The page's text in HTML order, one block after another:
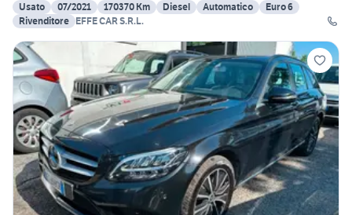
Usato
07/2021 170370 Km Diesel Automatico
Euro 6
Rivenditore EFFE CAR S.R.L.